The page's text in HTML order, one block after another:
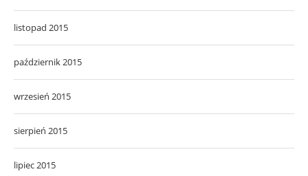
listopad 2015
październik 2015
wrzesień 2015
sierpień 2015
lipiec 2015